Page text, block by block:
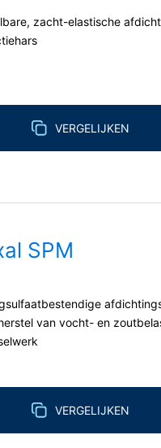
zacht-elastische
VERGELIJKEN
SPM
van vocht- en
VERGELIJKEN
verzoekt, gebeurt dit
wissen, blokkeren
MC-Bouwchemie te